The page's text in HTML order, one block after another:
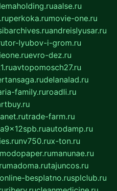
aalse.ru
perkoka.rumovie-one.ru
andreislyusar.ru
tor-lyubov-i-grom.ru
evro-dez.ru
avtopomosch27.ru
delanalad.ru
family.ruroadli.ru
trade-farm.ru
autodamp.ru
nv750.rux-ton.ru
modopaper.rumanunae.ru
madoma.rutajuncos.ru
besplatno.rusplclub.ru